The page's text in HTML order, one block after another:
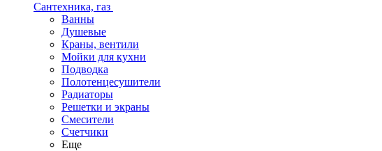
Сантехника, газ
Ванны
Душевые
Краны, вентили
Мойки для кухни
Подводка
Полотенцесушители
Радиаторы
Решетки и экраны
Смесители
Счетчики
Еще